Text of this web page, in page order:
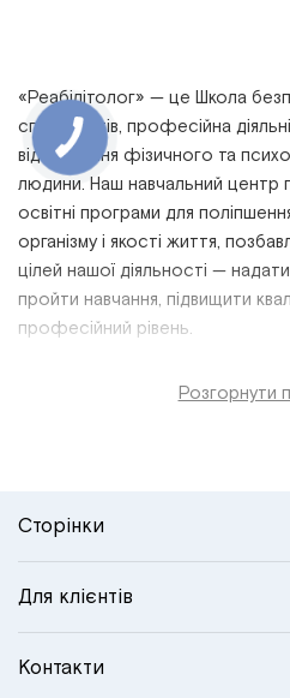
«Реабілітолог» — це Школа
спеціалістів, професійна
відновлення фізичного та
людини. Наш навчальний центр
освітні програми для
організму і якості життя,
цілей нашої діяльності —
пройти навчання, підвищити
професійний рівень.
Розгорнути
Сторінки
Для клієнтів
Контакти